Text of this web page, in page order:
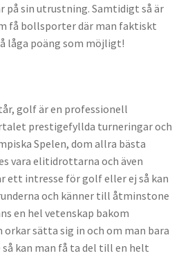
på sin utrustning. Samtidigt så är
få bollsporter där man faktiskt
låga poäng som möjligt!
golf är en professionell
prestigefyllda turneringar och
Spelen, dom allra bästa
vara elitidrottarna och även
ett intresse för golf eller ej så kan
och känner till åtminstone
en hel vetenskap bakom
sätta sig in och om man bara
kan man få ta del till en helt